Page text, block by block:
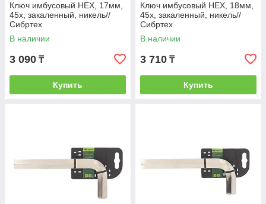
Ключ имбусовый HEX, 17мм,
45x, закаленный, никель//
Сибртех
В наличии
3 090 ₸
Купить
Ключ имбусовый HEX, 18мм,
45x, закаленный, никель//
Сибртех
В наличии
3 710 ₸
Купить